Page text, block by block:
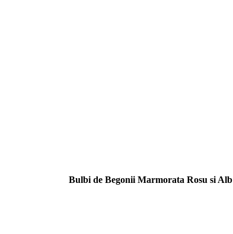
Bulbi de Begonii Marmorata Rosu si Alb